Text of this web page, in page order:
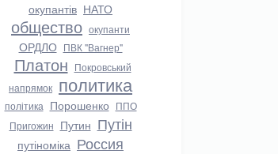
окупантів НАТО
общество окупанти
ОРДЛО ПВК "Вагнер"
Платон Покровський
напрямок политика
політика Порошенко ППО
Пригожин Путин Путін
путіноміка Россия